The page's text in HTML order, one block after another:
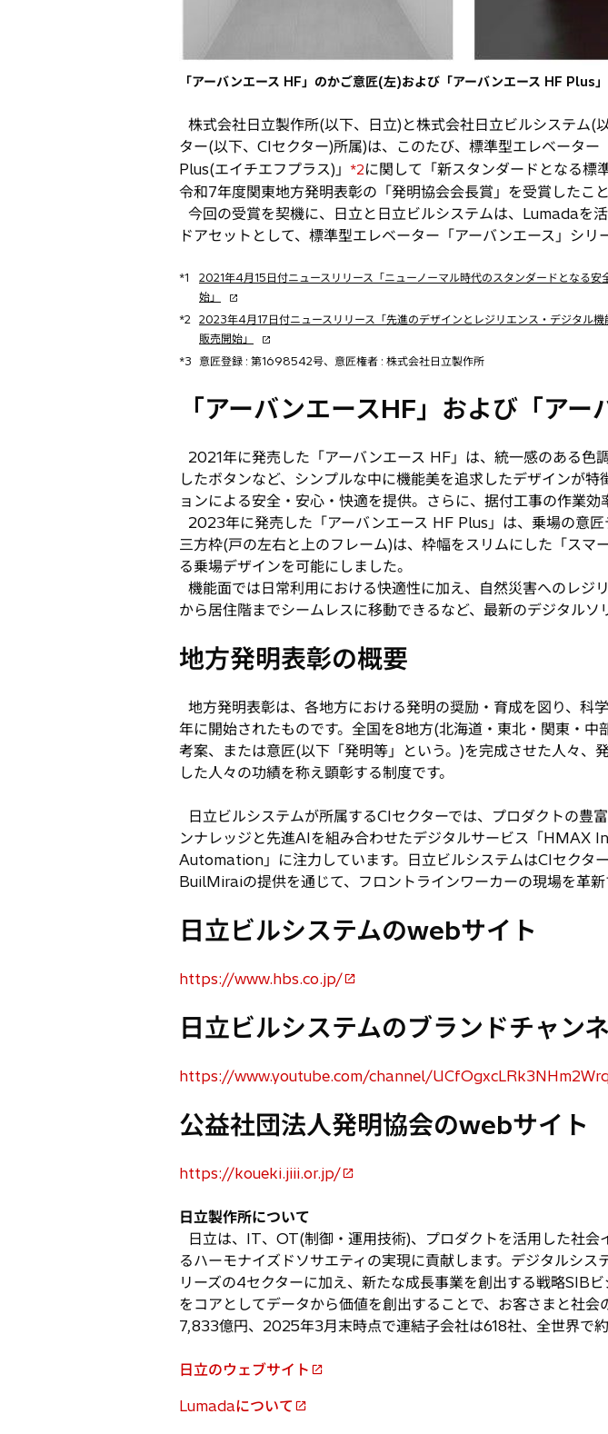
「アーバンエース HF」のかご意匠(左)および「アーバンエース HF Plus
株式会社日立製作所(以下、日立)と株式会社日立ビルシステム(
ター(以下、CIセクター)所属)は、このたび、標準型エレベーター
Plus(エイチエフプラス)」
*2に関して「新スタンダードとなる標
令和7年度関東地方発明表彰の「発明協会会長賞」を受賞したこと
今回の受賞を契機に、日立と日立ビルシステムは、Lumadaを
ドアセットとして、標準型エレベーター「アーバンエース」シリ
*1
2021年4月15日付ニュースリリース「ニューノーマル時代のスタンダードとなる
始」
新
し
い
タ
開
*2 2023年4月17日付ニュースリリース「先進のデザインとレジリエンス・デジタル
販売開始」
新
し
ブ
開
く
*3 意匠登録 : 第1698542号、意匠権者 : 株式会社日立製作所
「アーバンエースHF」および「ア
2021年に発売した「アーバンエース HF」は、統一感のある色
したボタンなど、シンプルな中に機能美を追求したデザインが
ョンによる安全・安心・快適を提供。さらに、据付工事の作業
2023年に発売した「アーバンエース HF Plus」は、乗場の意匠
三方枠(戸の左右と上のフレーム)は、枠幅をスリムにした「ス
る乗場デザインを可能にしました。
機能面では日常利用における快適性に加え、自然災害へのレジ
から居住階までシームレスに移動できるなど、最新のデジタルソ
地方発明表彰の概要
地方発明表彰は、各地方における発明の奨励・育成を図り、科
年に開始されたものです。全国を8地方(北海道・東北・関東・中
考案、または意匠(以下「発明等」という。)を完成させた人々
した人々の功績を称え顕彰する制度です。
日立ビルシステムが所属するCIセクターでは、プロダクトの豊
ンナレッジと先進AIを組み合わせたデジタルサービス「
Automation」に注力しています。日立ビルシステムはCIセク
BuilMiraiの提供を通じて、フロントラインワーカーの現場を革
日立ビルシステムのwebサイト
https://www.hbs.co.jp/
新
い
ブ
開
く
日立ビルシステムのブランドチャン
https://www.youtube.com/channel/
新
い
ブ
開
く
公益社団法人発明協会のwebサイト
https://koueki.jiii.or.jp/
新
い
タ
ブ
で
開
く
日立製作所について
日立は、IT、OT(制御・運用技術)、プロダクトを活用した社
るハーモナイズドソサエティの実現に貢献します。デジタルシ
リーズの4セクターに加え、新たな成長事業を創出する戦略SIB
をコアとしてデータから価値を創出することで、お客さまと社
7,833億円、2025年3月末時点で連結子会社は618社、全世界で
日立のウェブサイト
新
し
Lumadaについて
新